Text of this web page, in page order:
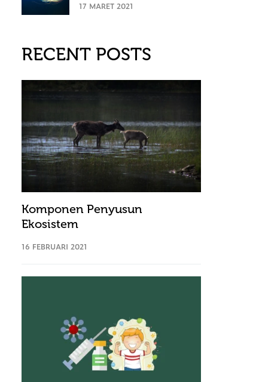
17 MARET 2021
RECENT POSTS
Komponen Penyusun
Ekosistem
16 FEBRUARI 2021